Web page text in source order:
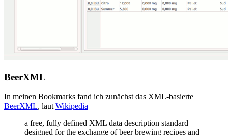
BeerXML
In meinen Bookmarks fand ich zunächst das XML-basierte
BeerXML, laut Wikipedia
a free, fully defined XML data description standard
designed for the exchange of beer brewing recipes and